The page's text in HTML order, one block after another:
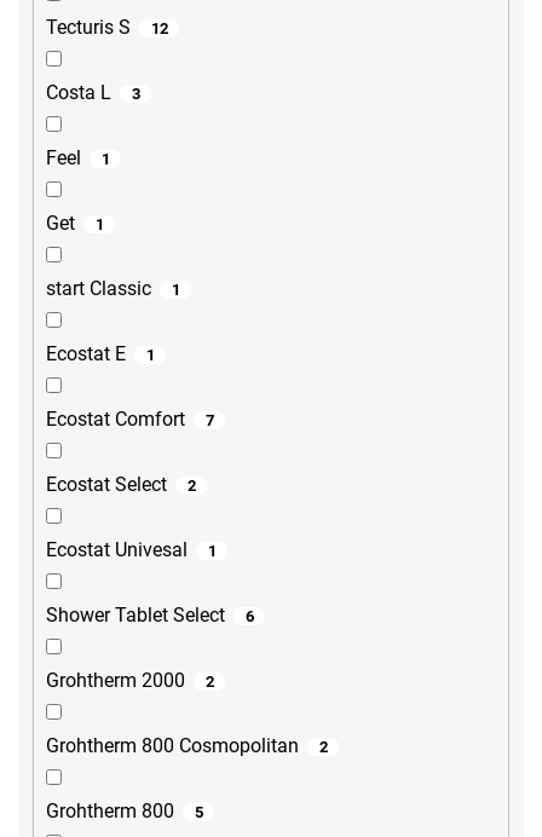
Tecturis S 12
Costa L 3
Feel 1
Get 1
start Classic 1
Ecostat E 1
Ecostat Comfort 7
Ecostat Select 2
Ecostat Univesal 1
Shower Tablet Select 6
Grohtherm 2000 2
Grohtherm 800 Cosmopolitan 2
Grohtherm 800 5